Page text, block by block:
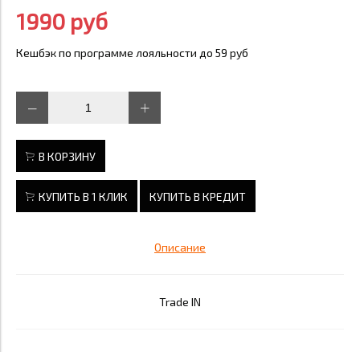
1990 руб
Кешбэк по программе лояльности до 59 руб
В КОРЗИНУ
КУПИТЬ В 1 КЛИК КУПИТЬ В КРЕДИТ
Описание
Trade IN